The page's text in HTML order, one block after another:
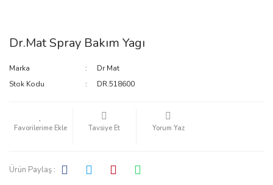
Dr.Mat Spray Bakım Yagı
Marka
Dr Mat
Stok Kodu
DR.518600
Tavsiye Et Yorum Yaz
Ürün Paylaş :